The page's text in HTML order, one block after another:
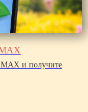
и получите